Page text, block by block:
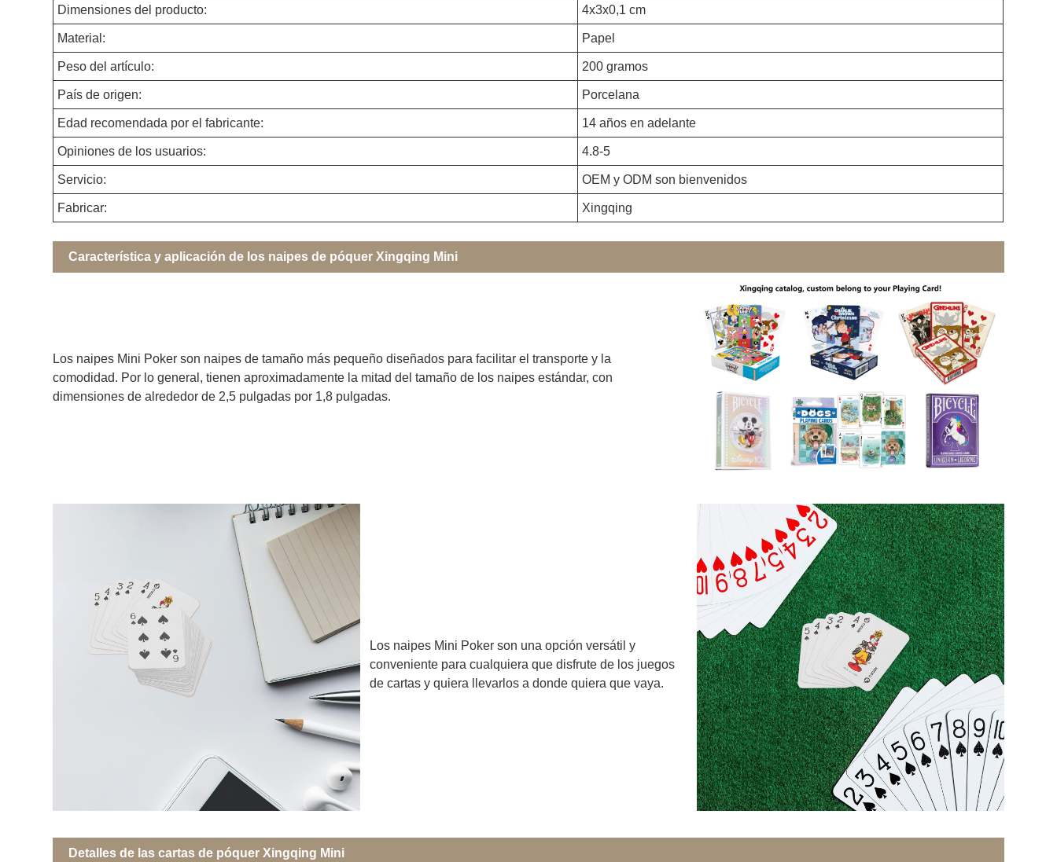
Dimensiones del producto: 4x3x0,1 cm
Material: Papel
Peso del artículo: 200 gramos
País de origen: Porcelana
Edad recomendada por el fabricante: 14 años en adelante
Opiniones de los usuarios: 4.8-5
Servicio: OEM y ODM son bienvenidos
Fabricar: Xingqing
Característica y aplicación de los naipes de póquer Xingqing Mini
Los naipes Mini Poker son naipes de tamaño más pequeño diseñados para facilitar el transporte y la
comodidad. Por lo general, tienen aproximadamente la mitad del tamaño de los naipes estándar, con
dimensiones de alrededor de 2,5 pulgadas por 1,8 pulgadas.
Los naipes Mini Poker son una opción versátil y
conveniente para cualquiera que disfrute de los juegos
de cartas y quiera llevarlos a donde quiera que vaya.
Detalles de las cartas de póquer Xingqing Mini